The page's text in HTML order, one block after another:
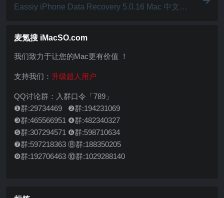
Eassiy iPhone Data Recovery 5.0.16 Mac 中文破
麦氪搜 iMacSO.com
我们致力于让您的Mac更有价值 ！
支持我们： 升级超人用户
QQ讨论群：入群口令「789」
❶群:29734469 ❷群:194231069
❸群:465566951 ❹群:482340327
❺群:307294571 ❻群:598710634
❼群:597218363 ⑧群:188350205
❾群:192706463 ⑩群:1029288140